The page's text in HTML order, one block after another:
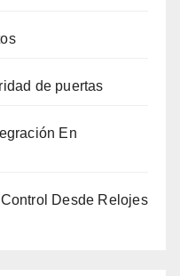
de puertas
En
Desde Relojes